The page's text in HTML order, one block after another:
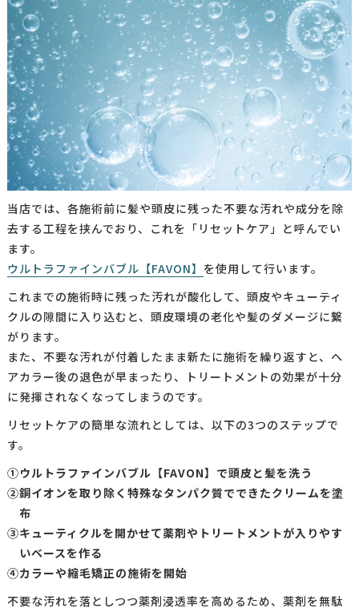
当店では、各施術前に髪や頭皮に残った不要な汚れや成分を除
去する工程を挟んでおり、これを「リセットケア」と呼んでい
ます。
ウルトラファインバブル【FAVON】 を使用して行います。
これまでの施術時に残った汚れが酸化して、頭皮やキューティ
クルの隙間に入り込むと、頭皮環境の老化や髪のダメージに繋
がります。
また、不要な汚れが付着したまま新たに施術を繰り返すと、ヘ
アカラー後の退色が早まったり、トリートメントの効果が十分
に発揮されなくなってしまうのです。
リセットケアの簡単な流れとしては、以下の3つのステップで
す。
①ウルトラファインバブル【FAVON】で頭皮と髪を洗う
②銅イオンを取り除く特殊なタンパク質でできたクリームを塗
布
③キューティクルを開かせて薬剤やトリートメントが入りやす
いベースを作る
④カラーや縮毛矯正の施術を開始
不要な汚れを落としつつ薬剤浸透率を高めるため、薬剤を無駄